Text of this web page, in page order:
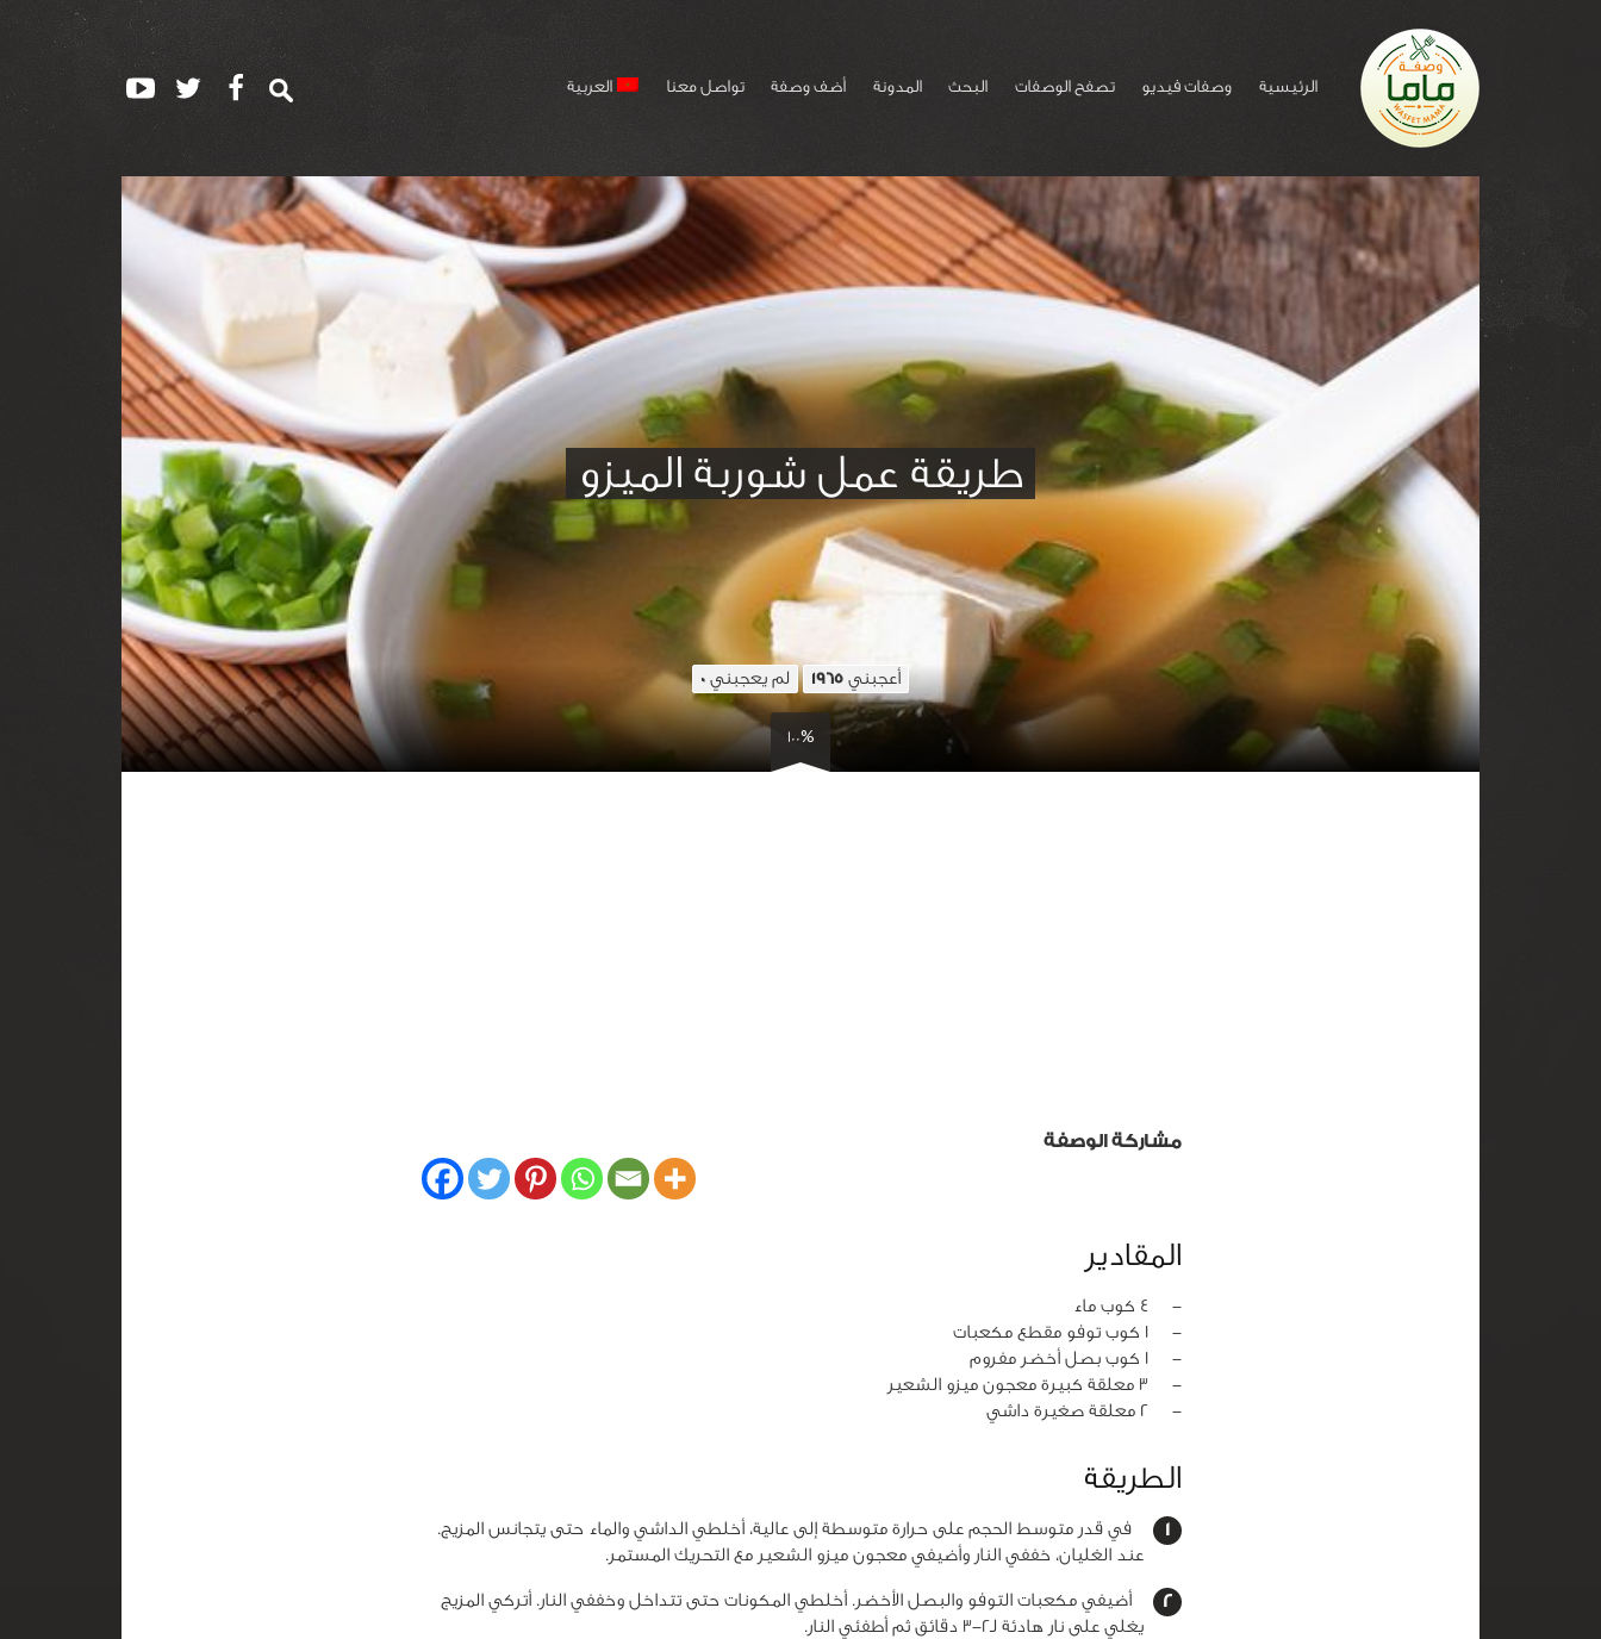
الرئيسية وصفات فيديو تصفح الوصفات البحث المدونة أضف وصفة تواصل معنا العربية
طريقة عمل شوربة الميزو
أعجبني 1965 لم يعجبني 0
100%
مشاركة الوصفة
المقادير
‏-
4 كوب ماء
‏-
1 كوب توفو مقطع مكعبات
‏-
1 كوب بصل أخضر مفروم
‏-
3 معلقة كبيرة معجون ميزو الشعير
‏-
2 معلقة صغيرة داشي
الطريقة
في قدر متوسط الحجم على حرارة متوسطة إلى عالية، أخلطي الداشي والماء حتى يتجانس المزيج.
عند الغليان، خففي النار وأضيفي معجون ميزو الشعير مع التحريك المستمر.
أضيفي مكعبات التوفو والبصل الأخضر. أخلطي المكونات حتى تتداخل وخففي النار. أتركي المزيج
يغلي على نار هادئة لـ2-3 دقائق ثم أطفئي النار.